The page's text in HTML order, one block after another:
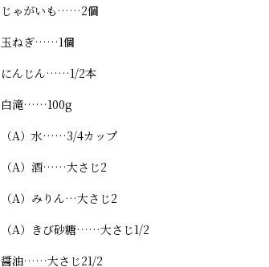
じゃがいも……2個
玉ねぎ……1個
にんじん……1/2本
白滝……100g
（A）水……3/4カップ
（A）酒……大さじ2
（A）みりん…大さじ2
（A）きび砂糖……大さじ1/2
醤油……大さじ21/2